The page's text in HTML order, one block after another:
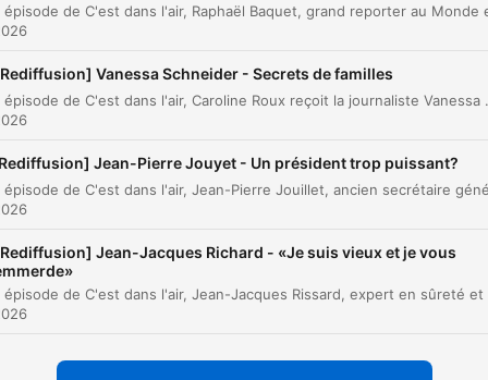
00:04:52
Problématique du remboursement et inégalités
00:05:50
L'usage détourné des médicaments par les
célébrités et la grossophobie
formation
00:07:33
l'expérimentation en Bourgogne
harcèlement
Vanessa Schneider - Secrets de familles
Dans cet épisode de C'est dans l'air, Caroline Roux reçoit la journaliste Vanessa Schneider pour
Jean-Pierre Jouyet - Un président trop puissant?
Jean-Jacques Richard - «Je suis vieux et je vous